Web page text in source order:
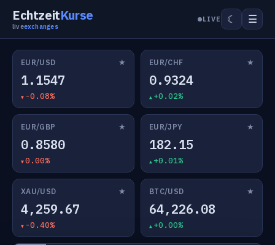
EchtzeitKurse
liveexchanges
LIVE ☾ ☰
EUR/USD ★
1.1547
-0.08%
EUR/CHF ★
0.9324
+0.02%
EUR/GBP ★
0.8580
0.00%
EUR/JPY ★
182.15
+0.01%
XAU/USD ★
4,259.67
-0.40%
BTC/USD ★
64,226.08
+0.00%